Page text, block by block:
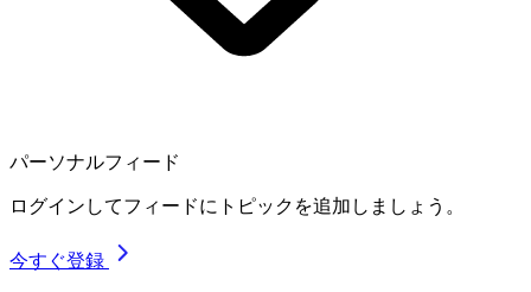
パーソナルフィード
ログインしてフィードにトピックを追加しましょう。
今すぐ登録